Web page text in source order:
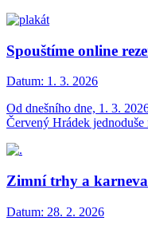
Spouštíme online
Datum: 1. 3. 2026
Od dnešního dne, 1. 3.
Červený Hrádek jednoduše
Zimní trhy a
Datum: 28. 2. 2026